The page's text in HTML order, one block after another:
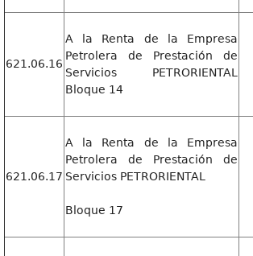
621.06.16
A la Renta de la Empresa
Petrolera de Prestación de
Servicios PETRORIENTAL
Bloque 14
621.06.17
A la Renta de la Empresa
Petrolera de Prestación de
Servicios PETRORIENTAL
Bloque 17